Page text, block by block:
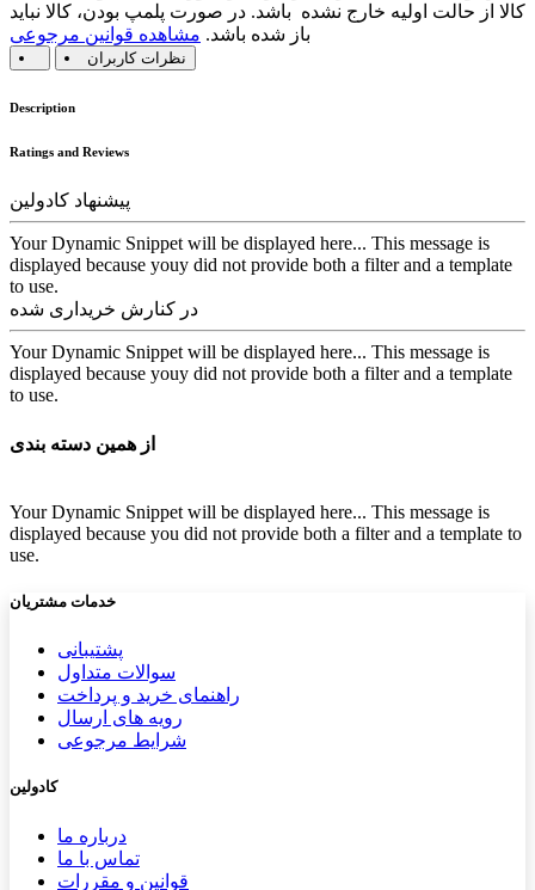
کالا از حالت اولیه خارج نشده باشد. در صورت پلمپ بودن، کالا نباید
باز شده باشد. مشاهده قوانین مرجوعی
نظرات کاربران
Description
Ratings and Reviews
پیشنهاد کادولین
Your Dynamic Snippet will be displayed here... This message is
displayed because youy did not provide both a filter and a template
to use.
در کنارش خریداری شده
Your Dynamic Snippet will be displayed here... This message is
displayed because youy did not provide both a filter and a template
to use.
از همین دسته بندی
Your Dynamic Snippet will be displayed here... This message is
displayed because you did not provide both a filter and a template to
use.
خدمات مشتریان
پشتیب​​انی
سوالات متداول
راهنمای خرید و پرداخت
رویه های ارسال
شرایط مرجوعی
کادولین
درباره ما
تماس با ما
قوانین و مقررات